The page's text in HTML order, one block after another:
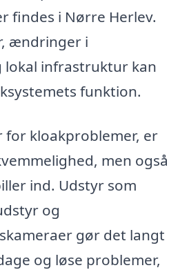
findes i Nørre Herlev.
ændringer i
infrastruktur kan
funktion.
for kloakproblemer, er
men også
ind. Udstyr som
og
gør det langt
og løse problemer,